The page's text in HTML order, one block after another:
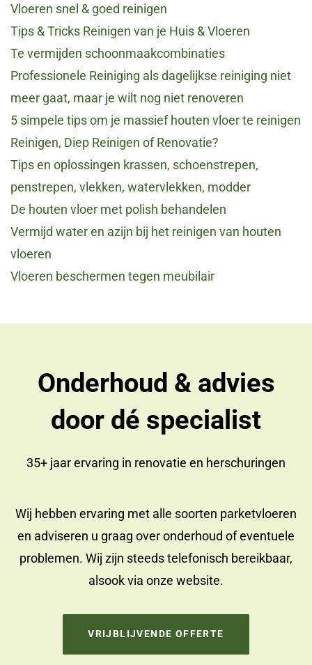
Vloeren snel & goed reinigen
Tips & Tricks Reinigen van je Huis & Vloeren
Te vermijden schoonmaakcombinaties
Professionele Reiniging als dagelijkse reiniging niet
meer gaat, maar je wilt nog niet renoveren
5 simpele tips om je massief houten vloer te reinigen
Reinigen, Diep Reinigen of Renovatie?
Tips en oplossingen krassen, schoenstrepen,
penstrepen, vlekken, watervlekken, modder
De houten vloer met polish behandelen
Vermijd water en azijn bij het reinigen van houten
vloeren
Vloeren beschermen tegen meubilair
Onderhoud & advies
door dé specialist
35+ jaar ervaring in renovatie en herschuringen
Wij hebben ervaring met alle soorten parketvloeren
en adviseren u graag over onderhoud of eventuele
problemen. Wij zijn steeds telefonisch bereikbaar,
alsook via onze website.
VRIJBLIJVENDE OFFERTE